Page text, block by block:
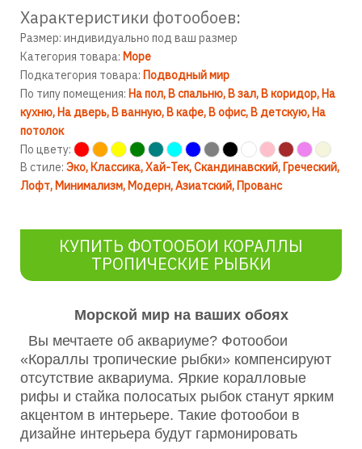
Характеристики фотообоев:
Размер: индивидуально под ваш размер
Категория товара: Море
Подкатегория товара: Подводный мир
По типу помещения: На пол В спальню В зал В коридор На
кухню На дверь В ванную В кафе В офис В детскую На
потолок
По цвету:
В стиле: Эко Классика Хай-Тек Скандинавский Греческий
Лофт Минимализм Модерн Азиатский Прованс
КУПИТЬ ФОТООБОИ КОРАЛЛЫ
ТРОПИЧЕСКИЕ РЫБКИ
Морской мир на ваших обоях
Вы мечтаете об аквариуме? Фотообои
«Кораллы тропические рыбки» компенсируют
отсутствие аквариума. Яркие коралловые
рифы и стайка полосатых рыбок станут ярким
акцентом в интерьере. Такие фотообои в
дизайне интерьера будут гармонировать